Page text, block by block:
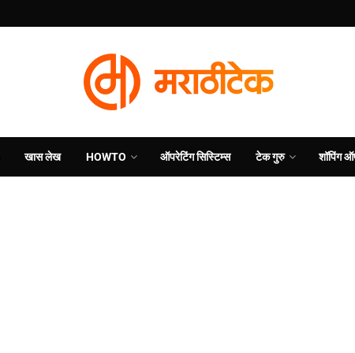
खास लेख HOWTO ऑपरेटिंग सिस्टिम्स टेक गुरु शॉपिंग